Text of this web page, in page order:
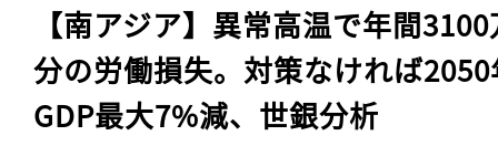
【南アジア】異常高温で年間
分の労働損失。対策なければ
GDP最大7%減、世銀分析